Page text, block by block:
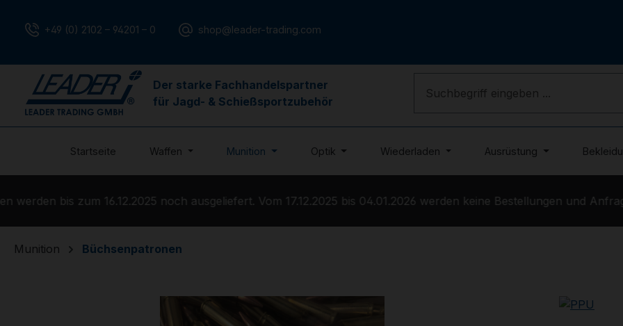
+49 (0) 2102 – 94201 – 0 shop@leader-trading.com
Der starke Fachhandelspartner
für Jagd- & Schießsportzubehör
Startseite Waffen Munition Optik Wiederladen Ausrüstung
bis zum 16.12.2025 noch ausgeliefert. Vom 17.12.2025 bis 04.01.2026 werden keine Bestellungen und
Munition Büchsenpatronen